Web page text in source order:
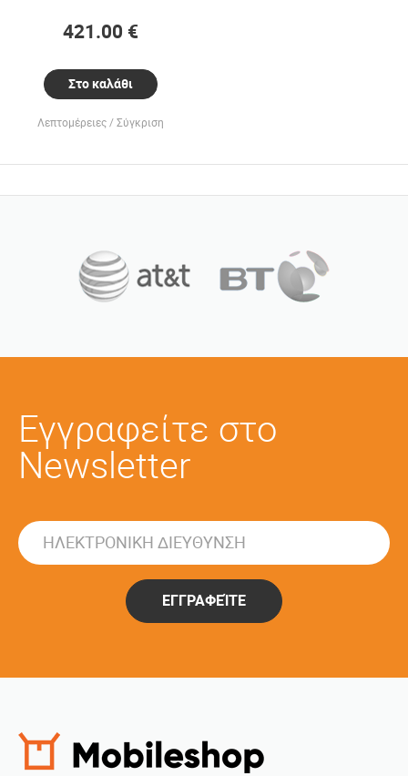
421.00 €
Στο καλάθι
Λεπτομέρειες Σύγκριση
Εγγραφείτε στο
Newsletter
ΕΓΓΡΑΦΕΊΤΕ